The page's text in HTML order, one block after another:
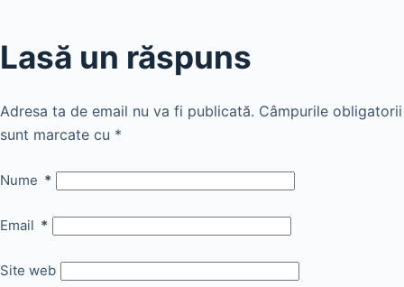
Lasă un răspuns
Adresa ta de email nu va fi publicată. Câmpurile obligatorii
sunt marcate cu *
Nume *
Email *
Site web